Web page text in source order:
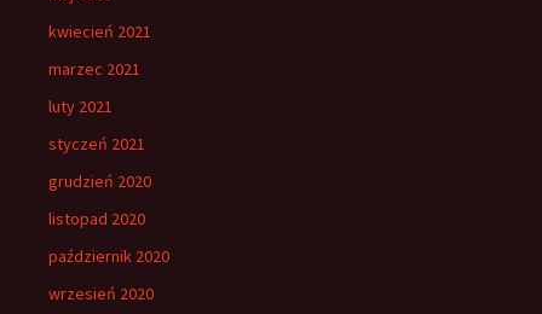
kwiecień 2021
marzec 2021
luty 2021
styczeń 2021
grudzień 2020
listopad 2020
październik 2020
wrzesień 2020